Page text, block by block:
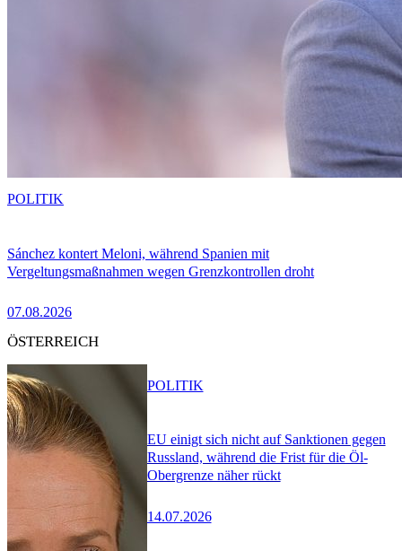
Sánchez kontert Meloni, während Spanien mit
Vergeltungsmaßnahmen wegen Grenzkontrollen droht
07.08.2026
POLITIK
ÖSTERREICH
EU einigt sich nicht auf Sanktionen gegen
Russland, während die Frist für die Öl-
Obergrenze näher rückt
14.07.2026
POLITIK